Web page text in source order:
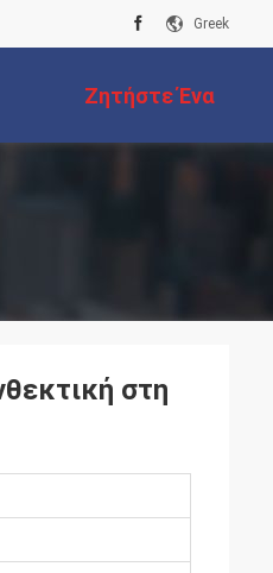
Greek
Ζητήστε Ένα
Απόσπασμα
στη